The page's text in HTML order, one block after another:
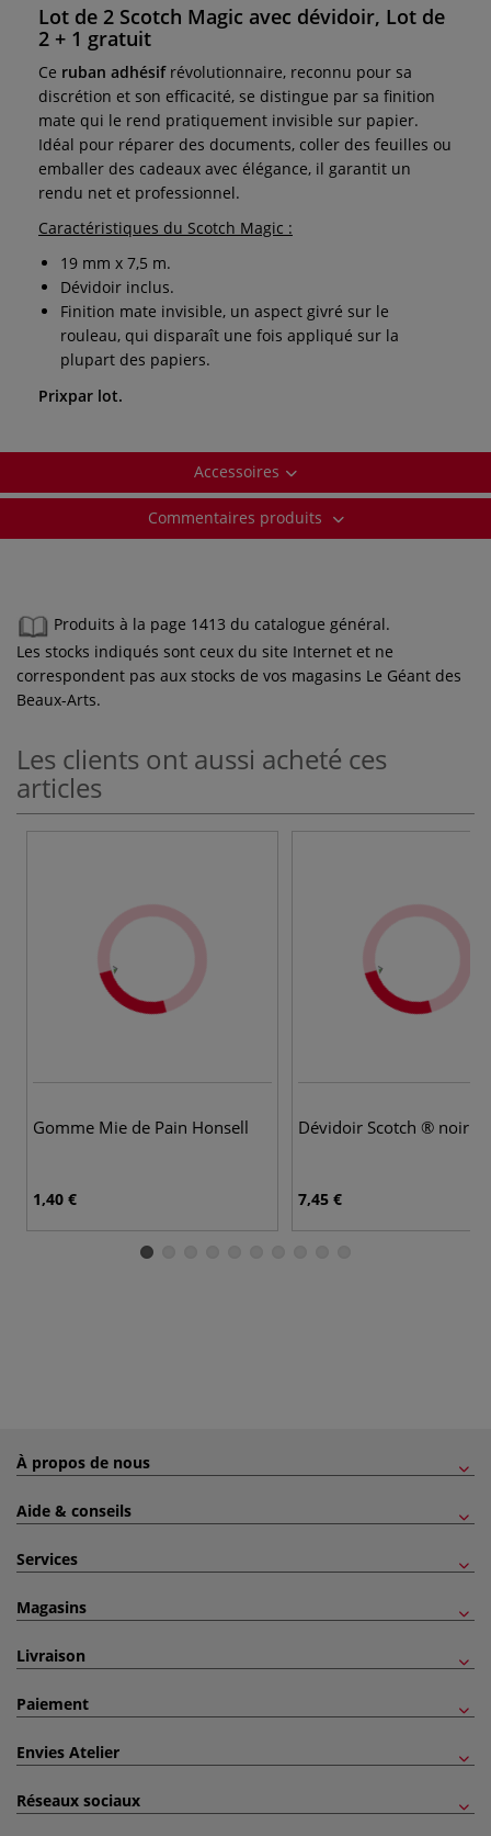
Lot de 2 Scotch Magic avec dévidoir, Lot de
2 + 1 gratuit
Ce ruban adhésif révolutionnaire, reconnu pour sa
discrétion et son efficacité, se distingue par sa finition
mate qui le rend pratiquement invisible sur papier.
Idéal pour réparer des documents, coller des feuilles ou
emballer des cadeaux avec élégance, il garantit un
rendu net et professionnel.
Caractéristiques du Scotch Magic :
19 mm x 7,5 m.
Dévidoir inclus.
Finition mate invisible, un aspect givré sur le
rouleau, qui disparaît une fois appliqué sur la
plupart des papiers.
Prixpar lot.
Accessoires
Commentaires produits
Produits à la page 1413 du catalogue général.
Les stocks indiqués sont ceux du site Internet et ne
correspondent pas aux stocks de vos magasins Le Géant des
Beaux-Arts.
Les clients ont aussi acheté ces
articles
Gomme Mie de Pain Honsell
1,40 €
Dévidoir Scotch ® noir
7,45 €
À propos de nous
Aide & conseils
Services
Magasins
Livraison
Paiement
Envies Atelier
Réseaux sociaux